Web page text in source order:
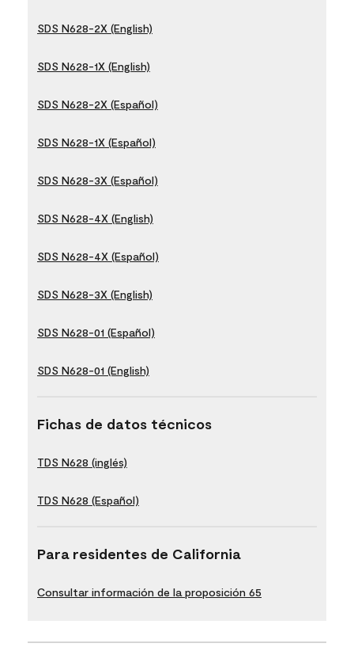
SDS N628-2X (English)
SDS N628-1X (English)
SDS N628-2X (Español)
SDS N628-1X (Español)
SDS N628-3X (Español)
SDS N628-4X (English)
SDS N628-4X (Español)
SDS N628-3X (English)
SDS N628-01 (Español)
SDS N628-01 (English)
Fichas de datos técnicos
TDS N628 (inglés)
TDS N628 (Español)
Para residentes de California
Consultar información de la proposición 65